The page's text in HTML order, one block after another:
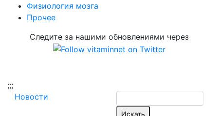
Физиология мозга
Прочее
Следите за нашими обновлениями через
;;;
Новости